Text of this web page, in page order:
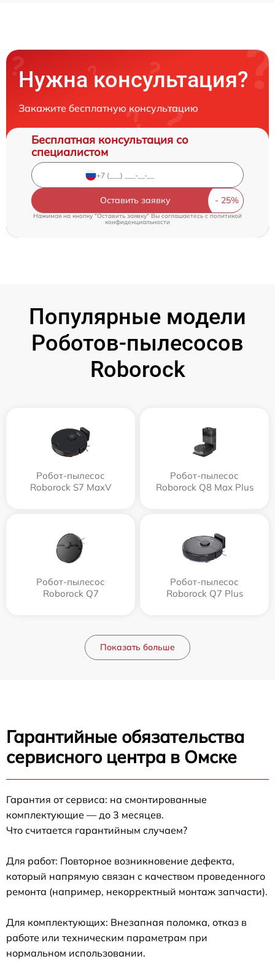
Нужна консультация?
Закажите бесплатную консультацию
Бесплатная консультация со
специалистом
Оставить заявку
Нажимая на кнопку "Оставить заявку" Вы соглашаетесь c политикой
конфиденциальности
Популярные модели
Роботов-пылесосов
Roborock
Робот-пылесос
Roborock S7 MaxV
Робот-пылесос
Roborock Q8 Max Plus
Робот-пылесос
Roborock Q7
Робот-пылесос
Roborock Q7 Plus
Показать больше
Гарантийные обязательства
сервисного центра в Омске
Гарантия от сервиса: на смонтированные
комплектующие — до 3 месяцев.
Что считается гарантийным случаем?
Для работ: Повторное возникновение дефекта,
который напрямую связан с качеством проведенного
ремонта (например, некорректный монтаж запчасти).
Для комплектующих: Внезапная поломка, отказ в
работе или техническим параметрам при
нормальном использовании.